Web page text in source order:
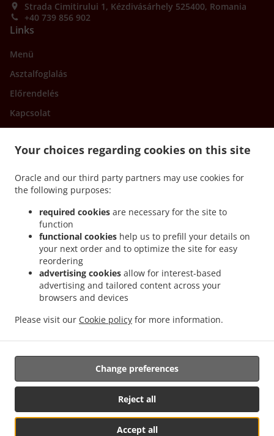
Your choices regarding cookies on this site
Oracle and our third party partners may use cookies for
the following purposes:
required cookies are necessary for the site to
function
functional cookies help us to prefill your details on
your next order and to optimize the site for easy
reordering
advertising cookies allow for interest-based
advertising and tailored content across your
browsers and devices
Please visit our Cookie policy for more information.
Accept all
Reject all
Change preferences
Strada Cimitirului 1, Kézdivásárhely 525400, Romania
+40 739 856 902
Links
Menü
Asztalfoglalás
Előrendelés
Kapcsolat
Burger Kiszállítás Târgu Secuiesc . Burger Kiszállítás Kézdivásárhely
Kiszállítás Catalina
Burger Kiszállítás Szentkatolna Burger Kiszállítás Sarfalva
Burger Kiszállítás Tinoasa . Burger Kiszállítás Szászfalu
Kézdiszentlélek
. . Burger Kiszállítás Torja .
Kiskászon
. Burger Kiszállítás Cașinu Mic . Burger Kiszállítás Kezdiszarazpatak
Burger Kiszállítás Valea Seacă
. Burger Kiszállítás Kézdiszentkereszt
Kiszállítás Poian . Burger Kiszállítás Kézdikővár
Kiszállítás Bélafalva
. Burger Kiszállítás Belani . Burger Kiszállítás Gelence
Kiszállítás Ghelința . Burger Kiszállítás Hilib
. Burger Kiszállítás Hatolyka .
Kiszállítás. Elviteles étel rendelés
Támogatja:
PlaccOn Online Éttermirendszer | +36 1 490 0015 | www.placcon.hu